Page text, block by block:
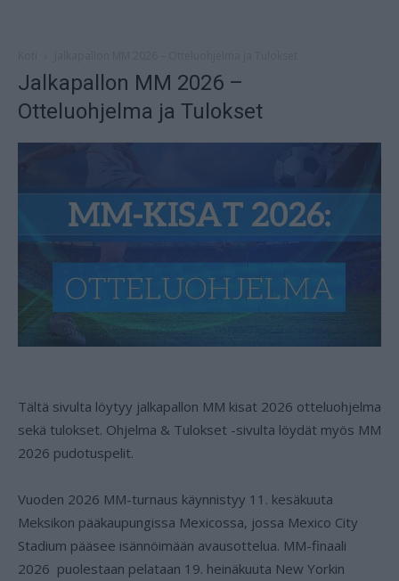
Jalkapallon MM 2026 –
Otteluohjelma ja Tulokset
Tältä sivulta löytyy jalkapallon MM kisat 2026 otteluohjelma
sekä tulokset. Ohjelma & Tulokset -sivulta löydät myös MM
2026 pudotuspelit.
Vuoden 2026 MM-turnaus käynnistyy 11. kesäkuuta
Meksikon pääkaupungissa Mexicossa, jossa Mexico City
Stadium pääsee isännöimään avausottelua. MM-finaali
2026 puolestaan pelataan 19. heinäkuuta New Yorkin